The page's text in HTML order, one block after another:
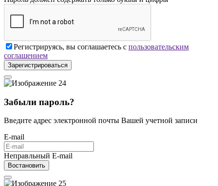
Регистрируясь, вы соглашаетесь с пользовательским
соглашением
Зарегистрироваться
Забыли пароль?
Введите адрес электронной почты Вашей учетной записи
E-mail
Неправльный E-mail
Востановить